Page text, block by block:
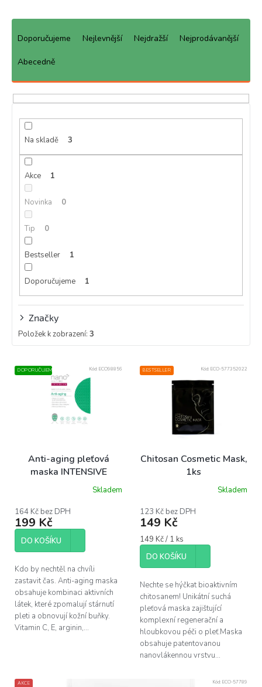
Ř
p
Doporučujeme Nejlevnější Nejdražší Nejprodávanější
Abecedně
Na skladě 3
Akce 1
Novinka 0
Tip 0
Bestseller 1
Doporučujeme 1
Značky
Položek k zobrazení: 3
V
ý
ů
DOPORUČUJEME
Anti-aging pleťová
maska INTENSIVE
Skladem
164 Kč bez DPH
199 Kč
DO KOŠÍKU
Kdo by nechtěl na chvíli
zastavit čas. Anti-aging maska
obsahuje kombinaci aktivních
látek, které zpomalují stárnutí
pleti a obnovují kožní buňky.
Vitamin C, E, arginin,...
Kód: ECO98856 BESTSELLER
Chitosan Cosmetic Mask,
1ks
produktu
je
z
hvězdiček.
Skladem
123 Kč bez DPH
149 Kč
Měrná
cena:
149 Kč / 1 ks
DO KOŠÍKU
Nechte se hýčkat bioaktivním
chitosanem! Unikátní suchá
pleťová maska zajištující
komplexní regenerační a
hloubkovou péči o pleť.Maska
obsahuje patentovanou
nanovlákennou vrstvu...
Kód: ECO-577352022
AKCE Kód: ECO-57789